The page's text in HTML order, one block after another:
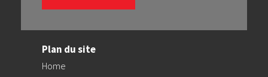
Plan du site
Home